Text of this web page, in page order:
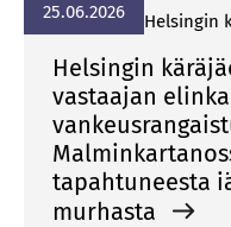
25.06.2026 Hel­sin­gin
Helsingin
vastaajan
tapahtuneesta
murhasta